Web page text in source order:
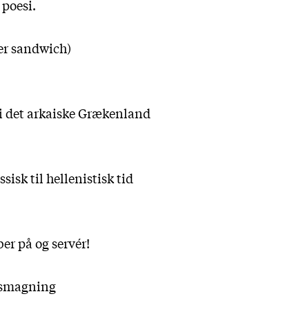
sandwich)
arkaiske Grækenland
til hellenistisk tid
på og servér!